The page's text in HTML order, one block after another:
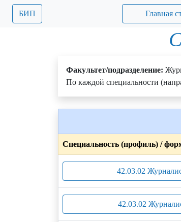
БИП Главная
Факультет/подразделение:
По каждой специальности
Специальность (профиль) /
42.03.02
42.03.02